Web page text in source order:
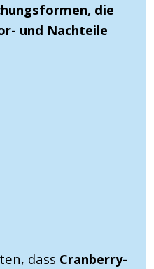
die
und Nachteile
dass Cranberry-